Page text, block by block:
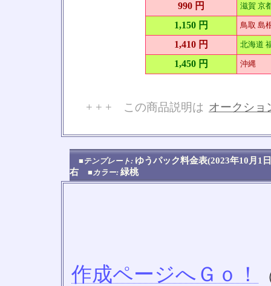
990 円 滋賀 京
1,150 円 鳥取 島
1,410 円 北海道
1,450 円 沖縄
+ + + この商品説明は オークショ
■テンプレート: ゆうパック料金表(2023年10月
右 ■カラー: 緑桃
作成ページへＧｏ！